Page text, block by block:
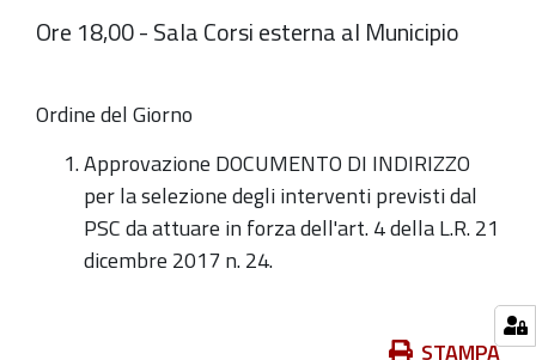
Ore 18,00 - Sala Corsi esterna al Municipio
Ordine del Giorno
Approvazione DOCUMENTO DI INDIRIZZO
per la selezione degli interventi previsti dal
PSC da attuare in forza dell'art. 4 della L.R. 21
dicembre 2017 n. 24.
STAMPA